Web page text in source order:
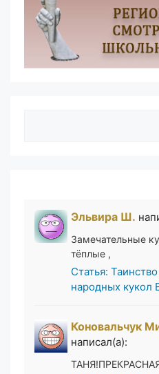
Эльвира Ш.
Замечательные
тёплые ,
Статья:
народных кукол
Коновальчук
написал(а):